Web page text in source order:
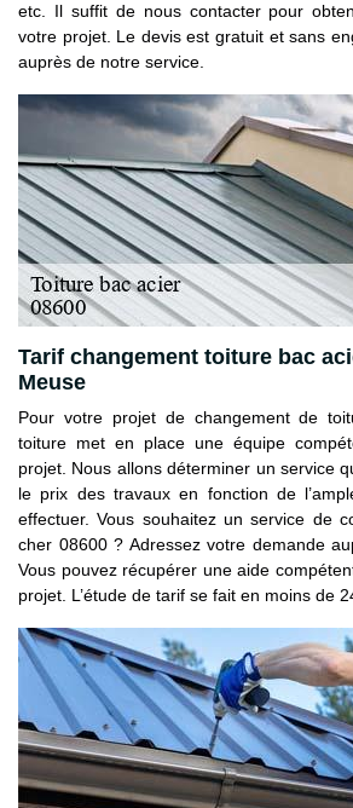
etc. Il suffit de nous contacter pour
votre projet. Le devis est gratuit et sans
auprès de notre service.
Tarif changement toiture bac
Meuse
Pour votre projet de changement de
toiture met en place une équipe
projet. Nous allons déterminer un service
le prix des travaux en fonction de
effectuer. Vous souhaitez un service de
cher 08600 ? Adressez votre demande
Vous pouvez récupérer une aide
projet. L’étude de tarif se fait en moins de